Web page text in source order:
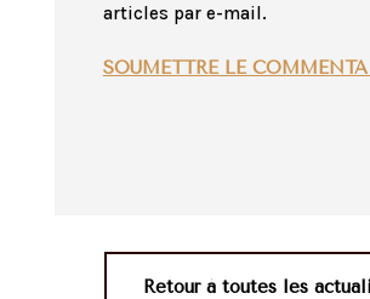
articles par e-mail.
SOUMETTRE LE
Retour à toutes les